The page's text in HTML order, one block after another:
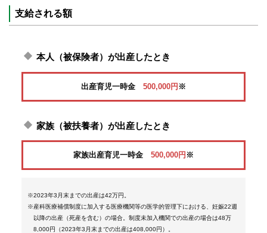
健康
づく
各種
手続
書一
組合案内
支給される額
本人（被保険者）が出産したとき
出産育児一時金 500,000円 ※
家族（被扶養者）が出産したとき
家族出産育児一時金 500,000円 ※
※2023年3月末までの出産は42万円。
※産科医療補償制度に加入する医療機関等の医学的管理下における、妊娠22週
以降の出産（死産を含む）の場合。制度未加入機関での出産の場合は48万
8,000円（2023年3月末までの出産は408,000円）。